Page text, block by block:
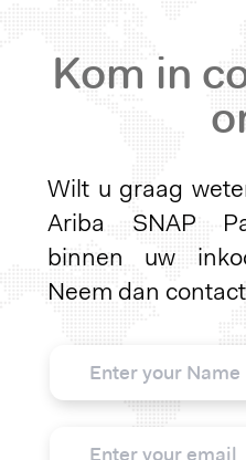
Kom in
Wilt u graag
Ariba SNAP
binnen uw
Neem dan